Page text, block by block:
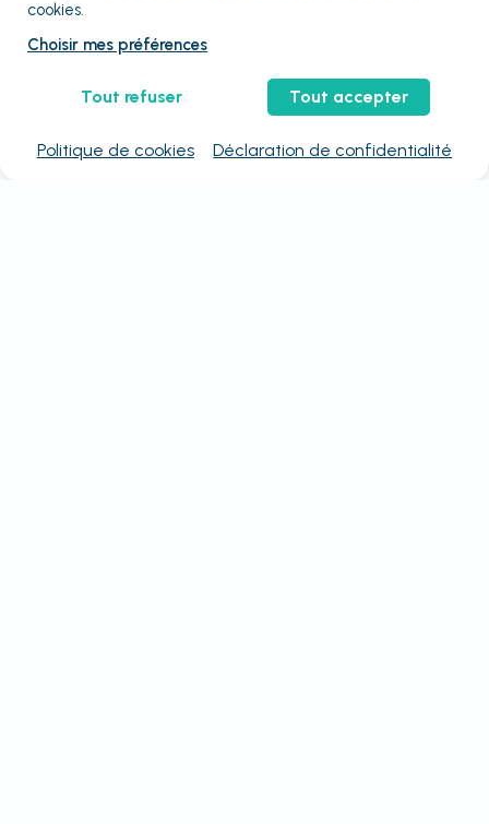
cookies.
Choisir mes préférences
Tout refuser Tout accepter
Politique de cookies Déclaration de confidentialité